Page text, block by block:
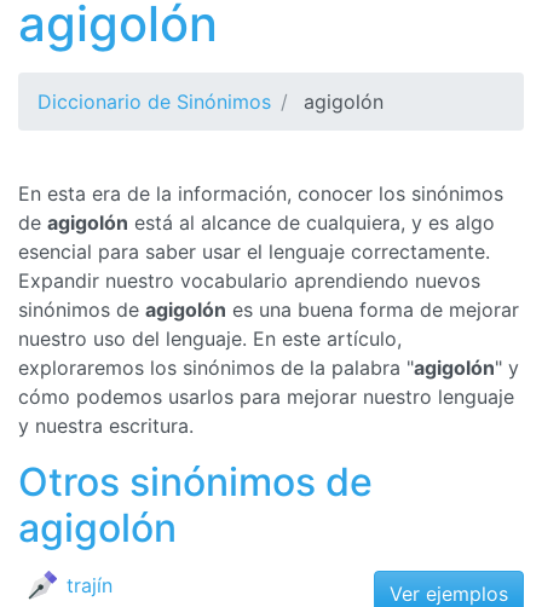
agigolón
Diccionario de Sinónimos agigolón
En esta era de la información, conocer los sinónimos
de agigolón está al alcance de cualquiera, y es algo
esencial para saber usar el lenguaje correctamente.
Expandir nuestro vocabulario aprendiendo nuevos
sinónimos de agigolón es una buena forma de mejorar
nuestro uso del lenguaje. En este artículo,
exploraremos los sinónimos de la palabra "agigolón" y
cómo podemos usarlos para mejorar nuestro lenguaje
y nuestra escritura.
Otros sinónimos de
agigolón
trajín Ver ejemplos